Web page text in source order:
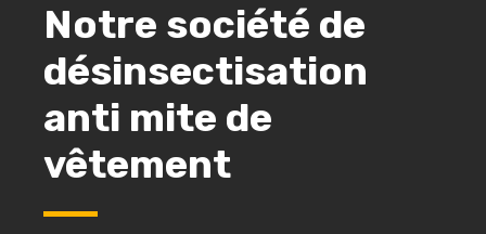
Notre société de
désinsectisation
anti mite de
vêtement